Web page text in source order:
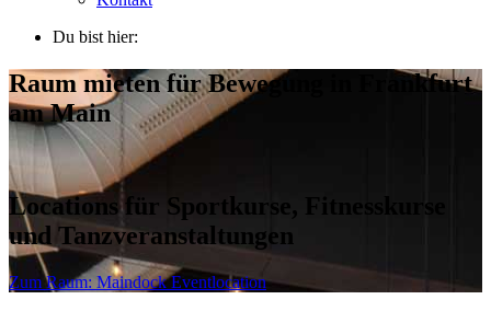
Du bist hier:
Raum mieten für Bewegung in Frankfurt
am Main
Locations für Sportkurse, Fitnesskurse
und Tanzveranstaltungen
Zum Raum: Maindock Eventlocation